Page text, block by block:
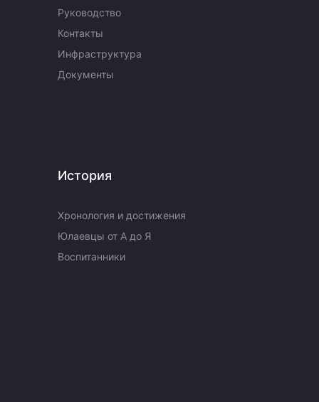
Руководство
Контакты
Инфраструктура
Документы
История
Хронология и достижения
Юлаевцы от А до Я
Воспитанники